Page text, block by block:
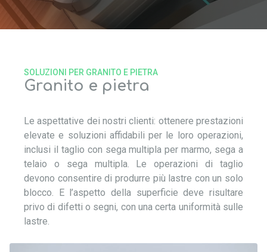
Granito e pietra
SOLUZIONI PER GRANITO E PIETRA
Le aspettative dei nostri clienti: ottenere prestazioni
elevate e soluzioni affidabili per le loro operazioni,
inclusi il taglio con sega multipla per marmo, sega a
telaio o sega multipla. Le operazioni di taglio
devono consentire di produrre più lastre con un solo
blocco. E l’aspetto della superficie deve risultare
privo di difetti o segni, con una certa uniformità sulle
lastre.